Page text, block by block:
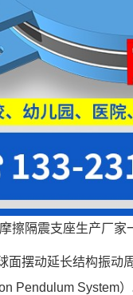
擦隔震支座生产厂家
面摆动延长结构振动
Pendulum System